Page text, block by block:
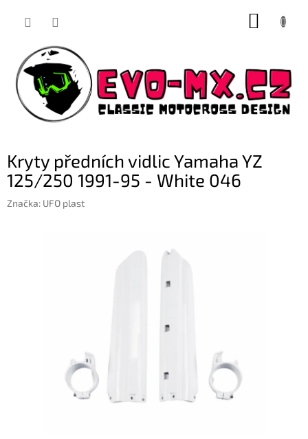
Kryty předních vidlic Yamaha YZ
125/250 1991-95 - White 046
Značka: UFO plast